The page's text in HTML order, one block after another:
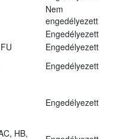
Nem
engedélyezett
Engedélyezett
Engedélyezett
Engedélyezett
Engedélyezett
HB,